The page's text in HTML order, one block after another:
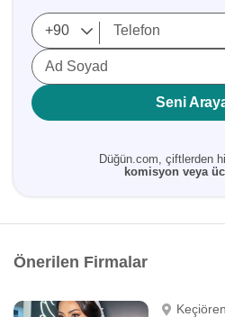
Ad Soyad
Seni
Düğün.com, çiftlerden
komisyon veya
Önerilen Firmalar
Keçiören